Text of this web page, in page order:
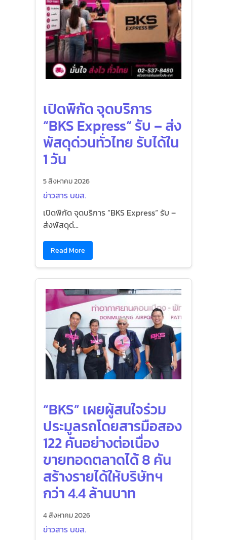
เปิดพิกัด จุดบริการ
“BKS Express“ รับ – ส่ง
พัสดุด่วนทั่วไทย รับได้ใน
1 วัน
5 สิงหาคม 2026
ข่าวสาร บขส.
เปิดพิกัด จุดบริการ “BKS Express“ รับ –
ส่งพัสดุด่...
Read More
“BKS” เผยผู้สนใจร่วม
ประมูลรถโดยสารมือสอง
122 คันอย่างต่อเนื่อง
ขายทอดตลาดได้ 8 คัน
สร้างรายได้ให้บริษัทฯ
กว่า 4.4 ล้านบาท
4 สิงหาคม 2026
ข่าวสาร บขส.